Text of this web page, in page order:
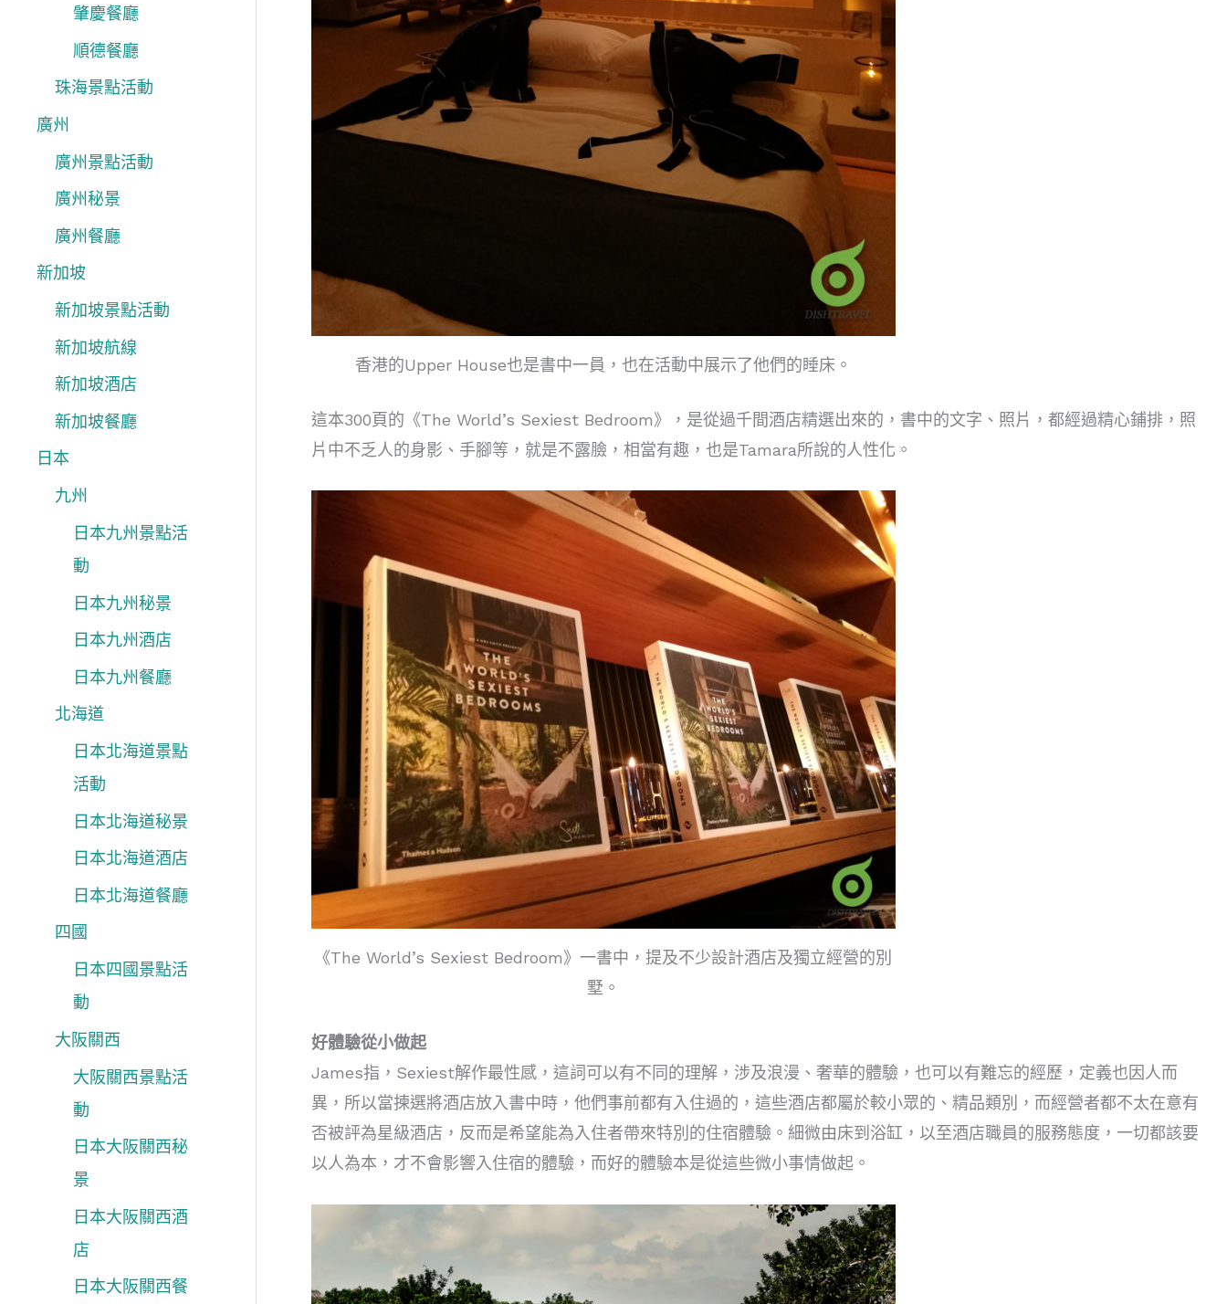
肇慶餐廳
順德餐廳
珠海景點活動
廣州
廣州景點活動
廣州秘景
廣州餐廳
新加坡
新加坡景點活動
新加坡航線
新加坡酒店
新加坡餐廳
日本
九州
日本九州景點活
動
日本九州秘景
日本九州酒店
日本九州餐廳
北海道
日本北海道景點
活動
日本北海道秘景
日本北海道酒店
日本北海道餐廳
四國
日本四國景點活
動
大阪關西
大阪關西景點活
動
日本大阪關西秘
景
日本大阪關西酒
店
日本大阪關西餐
香港的Upper House也是書中一員，也在活動中展示了他們的睡床。
這本300頁的《The World’s Sexiest Bedroom》，是從過千間酒店精選出來的，書中的文字、照片，都經過精心鋪排，照
片中不乏人的身影、手腳等，就是不露臉，相當有趣，也是Tamara所說的人性化。
《The World’s Sexiest Bedroom》一書中，提及不少設計酒店及獨立經營的別
墅。
好體驗從小做起
James指，Sexiest解作最性感，這詞可以有不同的理解，涉及浪漫、奢華的體驗，也可以有難忘的經歷，定義也因人而
異，所以當揀選將酒店放入書中時，他們事前都有入住過的，這些酒店都屬於較小眾的、精品類別，而經營者都不太在意有
否被評為星級酒店，反而是希望能為入住者帶來特別的住宿體驗。細微由床到浴缸，以至酒店職員的服務態度，一切都該要
以人為本，才不會影響入住宿的體驗，而好的體驗本是從這些微小事情做起。